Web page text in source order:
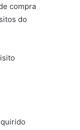
compra
do